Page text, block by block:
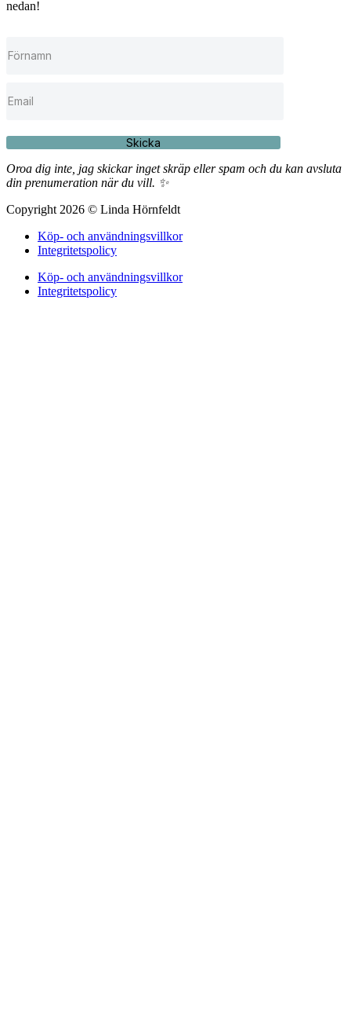
nedan!
Skicka
Oroa dig inte, jag skickar inget skräp eller spam och du kan avsluta
din prenumeration när du vill. ✨
Copyright 2026 © Linda Hörnfeldt
Köp- och användningsvillkor
Integritetspolicy
Köp- och användningsvillkor
Integritetspolicy